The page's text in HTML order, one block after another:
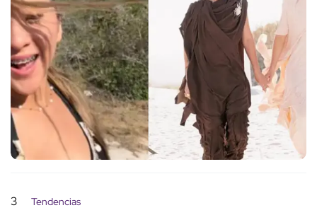
3 Tendencias